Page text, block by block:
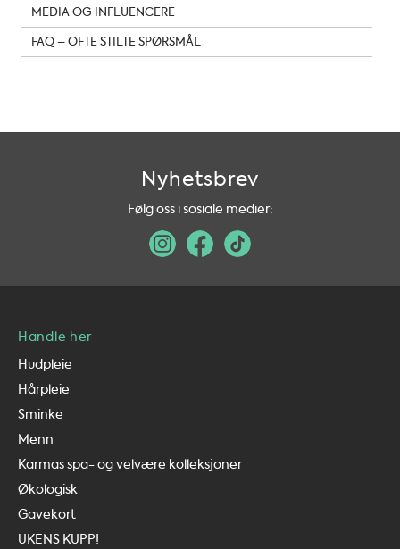
MEDIA OG INFLUENCERE
FAQ – OFTE STILTE SPØRSMÅL
Nyhetsbrev
Følg oss i sosiale medier:
Handle her
Hudpleie
Hårpleie
Sminke
Menn
Karmas spa- og velvære kolleksjoner
Økologisk
Gavekort
UKENS KUPP!